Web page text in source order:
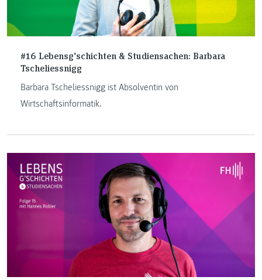
#16 Lebensg’schichten & Studiensachen: Barbara
Tscheliessnigg
Barbara Tscheliessnigg ist Absolventin von
Wirtschaftsinformatik.